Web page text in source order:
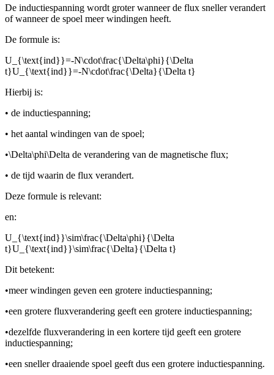
De inductiespanning wordt groter wanneer de flux sneller verandert
of wanneer de spoel meer windingen heeft.
De formule is:
U_{\text{ind}}=-N\cdot\frac{\Delta\phi}{\Delta
t}U_{\text{ind}}=-N\cdot\frac{\Delta}{\Delta t}
Hierbij is:
• de inductiespanning;
• het aantal windingen van de spoel;
•\Delta\phi\Delta de verandering van de magnetische flux;
• de tijd waarin de flux verandert.
Deze formule is relevant:
en:
U_{\text{ind}}\sim\frac{\Delta\phi}{\Delta
t}U_{\text{ind}}\sim\frac{\Delta}{\Delta t}
Dit betekent:
•meer windingen geven een grotere inductiespanning;
•een grotere fluxverandering geeft een grotere inductiespanning;
•dezelfde fluxverandering in een kortere tijd geeft een grotere
inductiespanning;
•een sneller draaiende spoel geeft dus een grotere inductiespanning.